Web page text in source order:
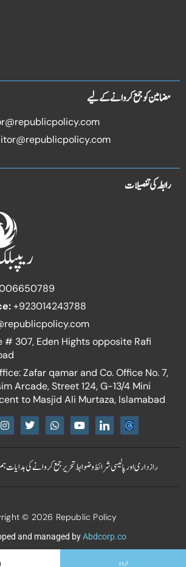
مضامین کو جمع کروانے کے لیے
رابطہ کی تفصیلات
+923014243788
# 307, Eden Hights opposite Rafi
Zafar qamar and Co. Office No. 7,
Arcade, Street 124, G-13/4 Mini
to Masjid Ali Murtaza, Islamabad
I
n
t
g
T
w
t
t
e
W
h
t
s
a
Y
o
t
b
I
c
n
-
l
d
n
تحریر جمع کروانے کی ہدایاتشرائط و ضوابطرازداری اور پالیسی
© 2026 Republic Policy
and managed byAbdcorp.co
اردو